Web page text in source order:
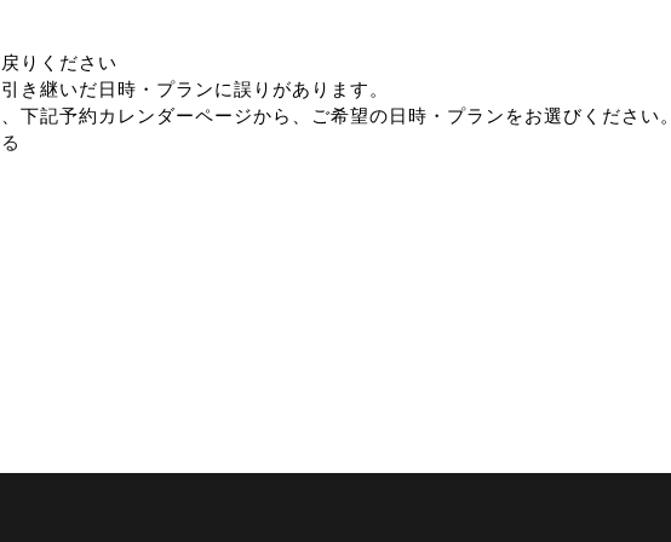
りください
き継いだ日時・プランに誤りがあります。
下記予約カレンダーページから、ご希望の日時・プランをお選びください。